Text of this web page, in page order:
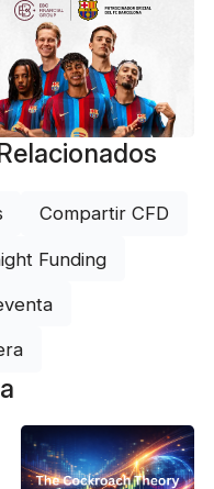
Compartir CFD
Funding